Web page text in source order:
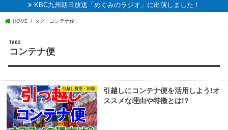
KBC九州朝日放送「めぐみのラジオ」に出演しました！
HOME タグ : コンテナ便
コンテナ便
引越し費用・相場
引越しにコンテナ便を活用しよう!オ
ススメな理由や特徴とは!?